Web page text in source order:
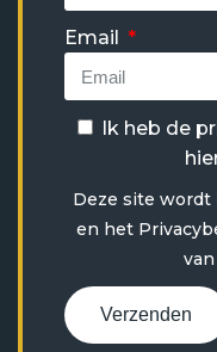
Email
Ik heb de
Deze site wordt
en het
Verzenden